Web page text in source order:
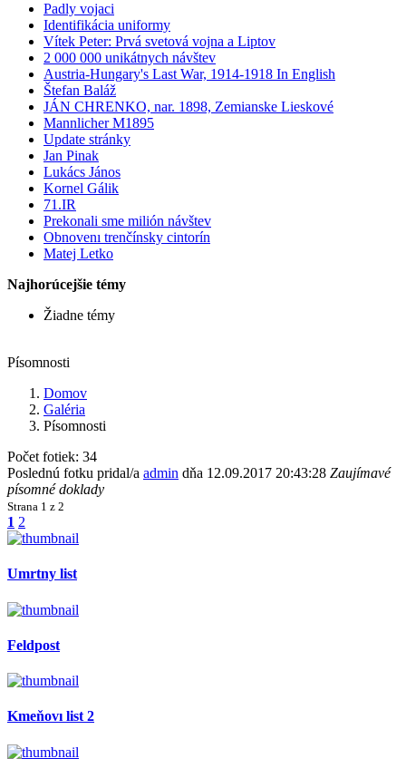
Padly vojaci
Identifikácia uniformy
Vítek Peter: Prvá svetová vojna a Liptov
2 000 000 unikátnych návštev
Austria-Hungary's Last War, 1914-1918 In English
Štefan Baláž
JÁN CHRENKO, nar. 1898, Zemianske Lieskové
Mannlicher M1895
Update stránky
Jan Pinak
Lukács János
Kornel Gálik
71.IR
Prekonali sme milión návštev
Obnovenı trenčínsky cintorín
Matej Letko
Najhorúcejšie témy
Žiadne témy
Písomnosti
Domov
Galéria
Písomnosti
Počet fotiek: 34
Poslednú fotku pridal/a admin dňa 12.09.2017 20:43:28 Zaujímavé
písomné doklady
Strana 1 z 2
1 2
Umrtny list
Feldpost
Kmeňovı list 2